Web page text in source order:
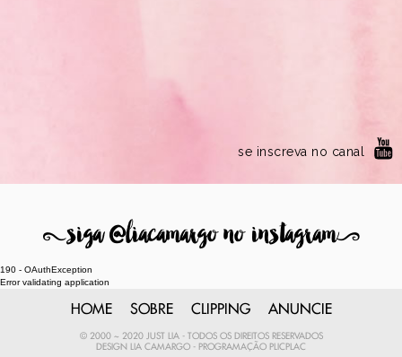
se inscreva no canal
8siga @liacamargo no instagram9
190 - OAuthException
Error validating application
HOME SOBRE CLIPPING ANUNCIE
© 2000 ~ 2020 JUST LIA - TODOS OS DIREITOS RESERVADOS
DESIGN
LIA CAMARGO - PROGRAMAÇÃO PLICPLAC